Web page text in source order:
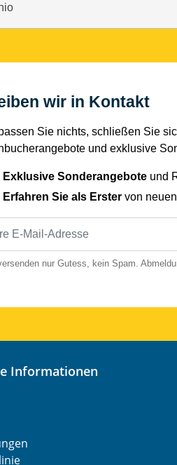
wir in Kontakt
Sie nichts, schließen Sie
und exklusive
Exklusive Sonderangebote und
Erfahren Sie als Erster von
nur Gutess, kein Spam.
Informationen